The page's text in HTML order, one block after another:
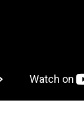
した！！’